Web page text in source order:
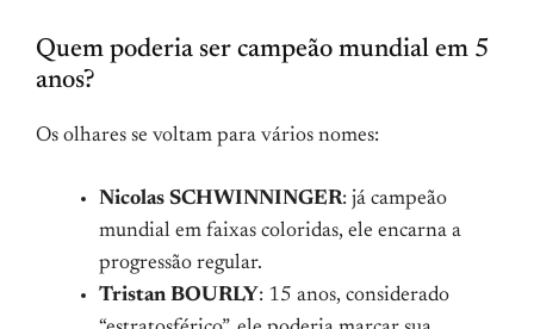
Quem poderia ser campeão mundial em 5
anos?
Os olhares se voltam para vários nomes:
Nicolas SCHWINNINGER: já campeão
mundial em faixas coloridas, ele encarna a
progressão regular.
Tristan BOURLY: 15 anos, considerado